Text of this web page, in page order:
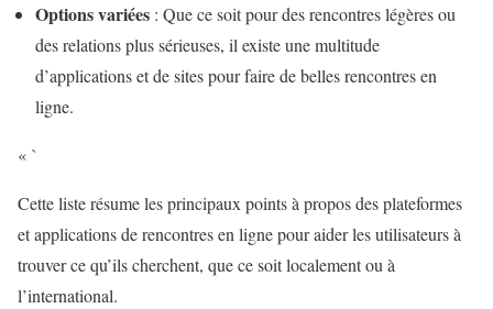
Options variées : Que ce soit pour des rencontres légères ou
des relations plus sérieuses, il existe une multitude
d’applications et de sites pour faire de belles rencontres en
ligne.
« `
Cette liste résume les principaux points à propos des plateformes
et applications de rencontres en ligne pour aider les utilisateurs à
trouver ce qu’ils cherchent, que ce soit localement ou à
l’international.